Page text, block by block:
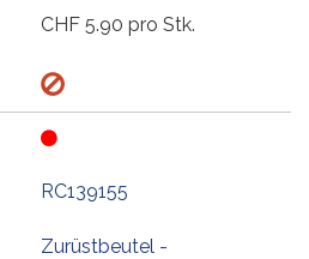
CHF 5.90 pro Stk.
RC139155
Zurüstbeutel -